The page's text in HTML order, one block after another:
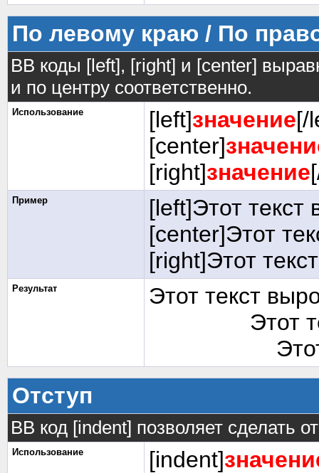
По левому краю / По
BB коды [left], [right] и [center]
и по центру соответственно.
Использование [left]значение[/
[center]
[right]значение
Пример
[left]Этот
[center]Этот
[right]Этот
Результат
Этот текст
Этот
Отступ
BB код [indent] позволяет сделать
Использование [indent]